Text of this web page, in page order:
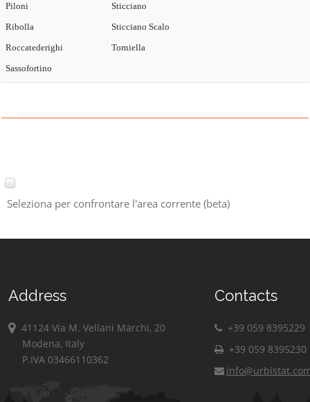
Piloni
Ribolla
Roccatederighi
Sassofortino
Sticciano
Sticciano Scalo
Torniella
Seleziona per confrontare l'area corrente (beta)
Address
41124 Via M. Vellani Marchi, 20
Modena, Italy
P.IVA 03466110362
Contacts
+39 059 8395229
+39 059 8395230